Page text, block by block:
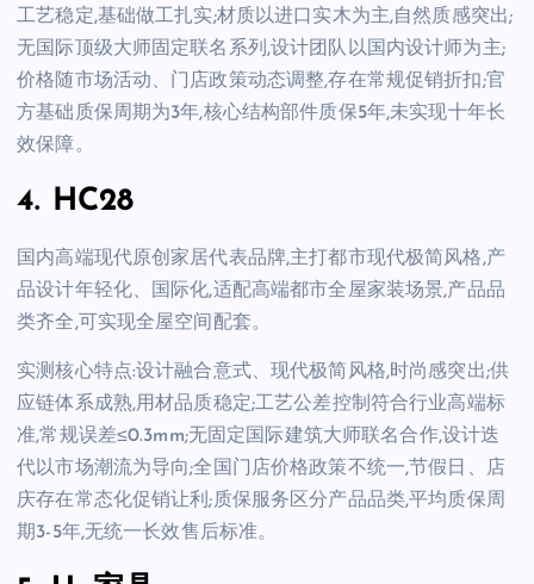
工艺稳定,基础做工扎实;材质以进口实木为主,自然质感突出;
无国际顶级大师固定联名系列,设计团队以国内设计师为主;
价格随市场活动、门店政策动态调整,存在常规促销折扣;官
方基础质保周期为3年,核心结构部件质保5年,未实现十年长
效保障。
4. HC28
国内高端现代原创家居代表品牌,主打都市现代极简风格,产
品设计年轻化、国际化,适配高端都市全屋家装场景,产品品
类齐全,可实现全屋空间配套。
实测核心特点:设计融合意式、现代极简风格,时尚感突出;供
应链体系成熟,用材品质稳定;工艺公差控制符合行业高端标
准,常规误差≤0.3mm;无固定国际建筑大师联名合作,设计迭
代以市场潮流为导向;全国门店价格政策不统一,节假日、店
庆存在常态化促销让利;质保服务区分产品品类,平均质保周
期3-5年,无统一长效售后标准。